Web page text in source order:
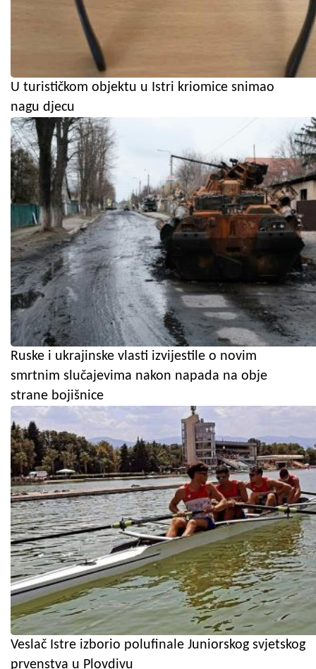
U turističkom objektu u Istri kriomice snimao
nagu djecu
Ruske i ukrajinske vlasti izvijestile o novim
smrtnim slučajevima nakon napada na obje
strane bojišnice
Veslač Istre izborio polufinale Juniorskog svjetskog
prvenstva u Plovdivu